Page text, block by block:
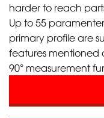
harder to reach
Up to 55
primary profile are
features mentioned
90° measurement